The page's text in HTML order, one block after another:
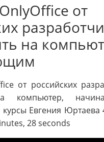
от
на
от российских
компьютер,
Евгения Юртаева
28 seconds